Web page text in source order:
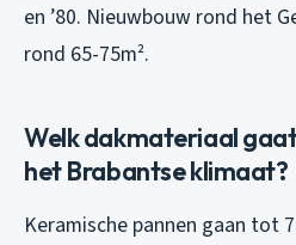
en ’80. Nieuwbouw rond het
rond 65-75m².
Welk dakmateriaal
het Brabantse klimaat?
Keramische pannen gaan tot